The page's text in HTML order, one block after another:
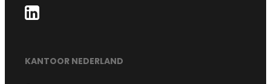
KANTOOR NEDERLAND